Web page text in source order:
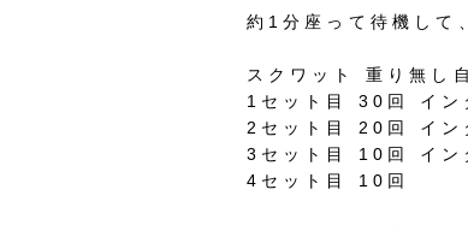
約 1 分座って待機して
スクワット
重り無し
1 セット目 30 回 イン
2 セット目 20 回 イン
3 セット目 10 回 イン
4 セット目 10 回